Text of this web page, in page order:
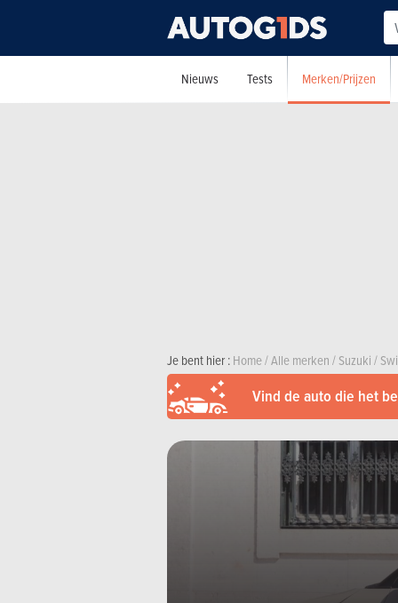
Nieuws Tests Merken/Prijzen
Je bent hier :Home/Alle merken/Suzuki/
Vind de auto die het